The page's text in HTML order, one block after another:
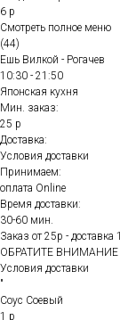
6 р
Смотреть полное меню
(44)
Ешь Вилкой - Рогачев
10:30 - 21:50
Японская кухня
Мин. заказ:
25 р
Доставка:
Условия доставки
Принимаем:
оплата Online
Время доставки:
30-60 мин.
Заказ от 25р - доставка
ОБРАТИТЕ ВНИМАНИЕ
Условия доставки
"
Соус Соевый
1 р